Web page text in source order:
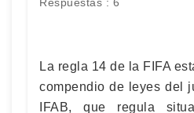
La regla 14 de la FIFA
compendio de leyes del
IFAB, que regula